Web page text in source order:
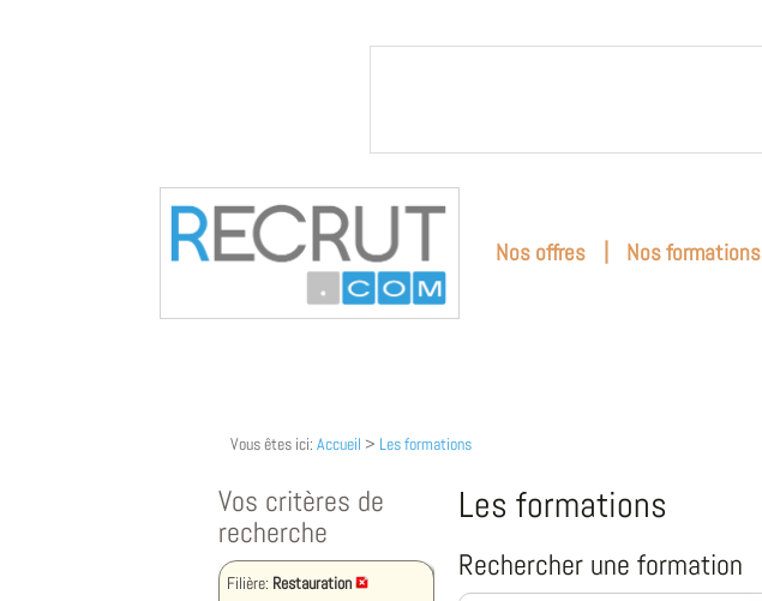
Nos offres | Nos formations
Vous êtes ici: Accueil > Les formations
Vos critères de
recherche
Filière: Restauration
Les formations
Rechercher une formation